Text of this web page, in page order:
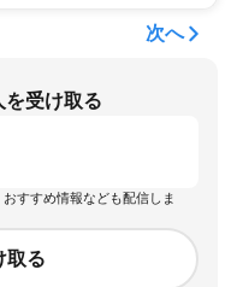
次へ
を受け取る
すすめ情報なども配信しま
取る